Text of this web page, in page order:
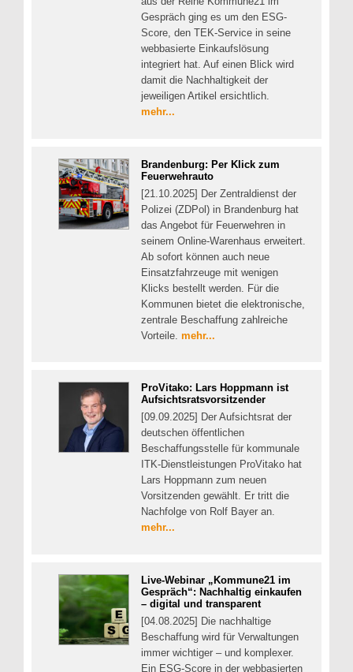
Gespräch ging es um den ESG-
Score, den TEK-Service in seine
webbasierte Einkaufslösung
integriert hat. Auf einen Blick wird
damit die Nachhaltigkeit der
jeweiligen Artikel ersichtlich.
mehr...
Brandenburg: Per Klick zum
Feuerwehrauto
[21.10.2025] Der Zentraldienst der
Polizei (ZDPol) in Brandenburg hat
das Angebot für Feuerwehren in
seinem Online-Warenhaus erweitert.
Ab sofort können auch neue
Einsatzfahrzeuge mit wenigen
Klicks bestellt werden. Für die
Kommunen bietet die elektronische,
zentrale Beschaffung zahlreiche
Vorteile. mehr...
ProVitako: Lars Hoppmann ist
Aufsichtsratsvorsitzender
[09.09.2025] Der Aufsichtsrat der
deutschen öffentlichen
Beschaffungsstelle für kommunale
ITK-Dienstleistungen ProVitako hat
Lars Hoppmann zum neuen
Vorsitzenden gewählt. Er tritt die
Nachfolge von Rolf Bayer an.
mehr...
Live-Webinar „Kommune21 im
Gespräch“: Nachhaltig einkaufen
– digital und transparent
[04.08.2025] Die nachhaltige
Beschaffung wird für Verwaltungen
immer wichtiger – und komplexer.
Ein ESG-Score in der webbasierten